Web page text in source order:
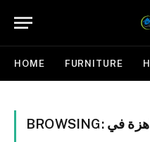
HOME FURNITURE
BROWSING: في